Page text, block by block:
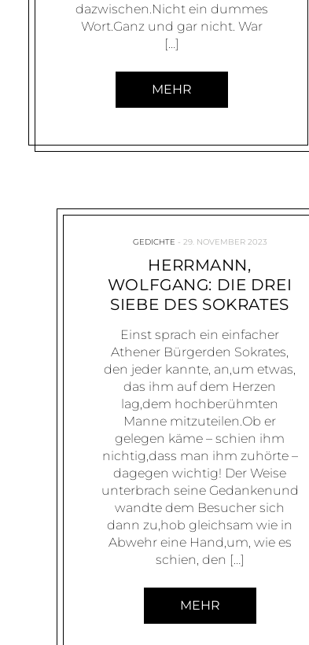
dazwischen.Nicht ein dummes
Wort.Ganz und gar nicht. War
[…]
MEHR
GEDICHTE 29. NOVEMBER 2023
HERRMANN,
WOLFGANG: DIE DREI
SIEBE DES SOKRATES
Einst sprach ein einfacher
Athener Bürgerden Sokrates,
den jeder kannte, an,um etwas,
das ihm auf dem Herzen
lag,dem hochberühmten
Manne mitzuteilen.Ob er
gelegen käme – schien ihm
nichtig,dass man ihm zuhörte –
dagegen wichtig! Der Weise
unterbrach seine Gedankenund
wandte dem Besucher sich
dann zu,hob gleichsam wie in
Abwehr eine Hand,um, wie es
schien, den […]
MEHR